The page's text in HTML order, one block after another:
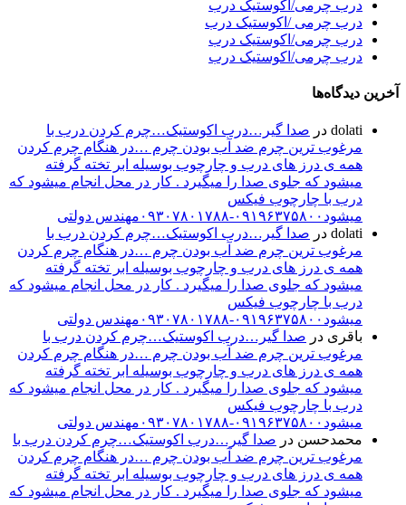
درب چرمی/اکوستیک درب
درب چرمی /اکوستیک درب
درب چرمی/اکوستیک درب
درب چرمی/اکوستیک درب
آخرین دیدگاه‌ها
dolati در صدا گیر…درب اکوستیک…چرم کردن درب با
مرغوب ترین چرم ضد آب بودن چرم …در هنگام چرم کردن
همه ی درز های درب و چارچوب بوسیله ابر تخته گرفته
میشود که جلوی صدا را میگیرد . کار در محل انجام میشود که
درب با چارچوب فیکس
میشود۰۹۱۹۶۳۷۵۸۰۰-۰۹۳۰۷۸۰۱۷۸۸مهندس دولتی
dolati در صدا گیر…درب اکوستیک…چرم کردن درب با
مرغوب ترین چرم ضد آب بودن چرم …در هنگام چرم کردن
همه ی درز های درب و چارچوب بوسیله ابر تخته گرفته
میشود که جلوی صدا را میگیرد . کار در محل انجام میشود که
درب با چارچوب فیکس
میشود۰۹۱۹۶۳۷۵۸۰۰-۰۹۳۰۷۸۰۱۷۸۸مهندس دولتی
باقری در صدا گیر…درب اکوستیک…چرم کردن درب با
مرغوب ترین چرم ضد آب بودن چرم …در هنگام چرم کردن
همه ی درز های درب و چارچوب بوسیله ابر تخته گرفته
میشود که جلوی صدا را میگیرد . کار در محل انجام میشود که
درب با چارچوب فیکس
میشود۰۹۱۹۶۳۷۵۸۰۰-۰۹۳۰۷۸۰۱۷۸۸مهندس دولتی
محمدحسن در صدا گیر…درب اکوستیک…چرم کردن درب با
مرغوب ترین چرم ضد آب بودن چرم …در هنگام چرم کردن
همه ی درز های درب و چارچوب بوسیله ابر تخته گرفته
میشود که جلوی صدا را میگیرد . کار در محل انجام میشود که